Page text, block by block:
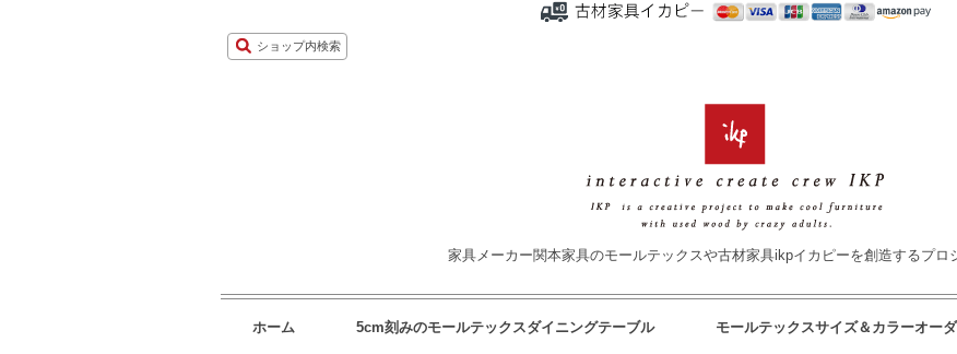
ショップ内検索
家具メーカー関本家具のモールテックスや古材家具ikpイカピーを創造するプロ
ホーム 5cm刻みのモールテックスダイニングテーブル モールテックスサイズ＆カラーオー